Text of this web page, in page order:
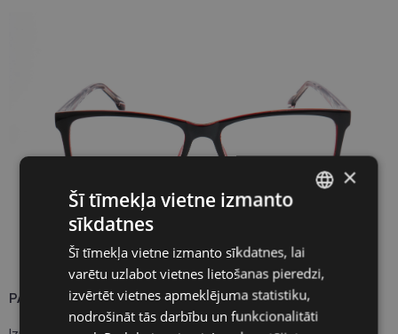
PARAMETRI
ENGLISH
FINNISH
×
Šī tīmekļa vietne izmanto
sīkdatnes
Šī tīmekļa vietne izmanto sīkdatnes, lai
varētu uzlabot vietnes lietošanas pieredzi,
izvērtēt vietnes apmeklējuma statistiku,
nodrošināt tās darbību un funkcionalitāti